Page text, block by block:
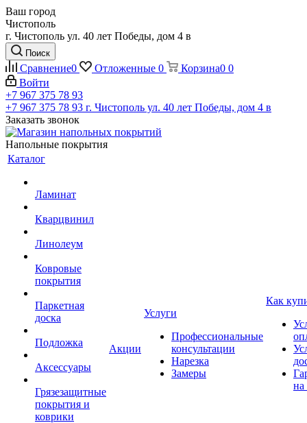
Ваш город
Чистополь
г. Чистополь ул. 40 лет Победы, дом 4 в
Поиск
Сравнение0 Отложенные 0 Корзина0 0
Войти
+7 967 375 78 93
+7 967 375 78 93 г. Чистополь ул. 40 лет Победы, дом 4 в
Заказать звонок
Напольные покрытия
Каталог
Ламинат
Кварцвинил
Линолеум
Ковровые
покрытия
Паркетная
доска
Подложка
Аксессуары
Грязезащитные
покрытия и
коврики
Акции
Услуги
Профессиональные
консультации
Нарезка
Замеры
Как
на